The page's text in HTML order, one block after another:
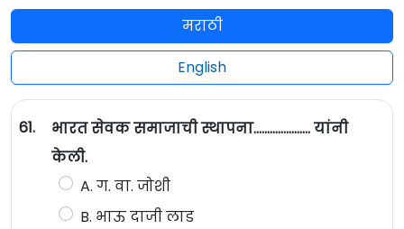
मराठी
English
61.
भारत सेवक समाजाची स्थापना..................... यांनी
केली.
A. ग. वा. जोशी
B. भाऊ दाजी लाड